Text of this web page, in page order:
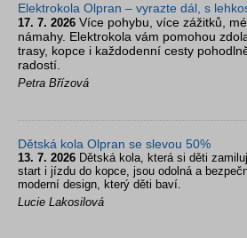
Elektrokola Olpran – vyrazte dál, s
17. 7. 2026 Více pohybu, více zážitků,
námahy. Elektrokola vám pomohou
trasy, kopce i každodenní cesty
radostí.
Petra Břízová
Dětská kola Olpran se slevou 50%
13. 7. 2026 Dětská kola, která si děti
start i jízdu do kopce, jsou odolná a
moderní design, který děti baví.
Lucie Lakosilová